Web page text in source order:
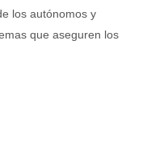
los autónomos y
que aseguren los